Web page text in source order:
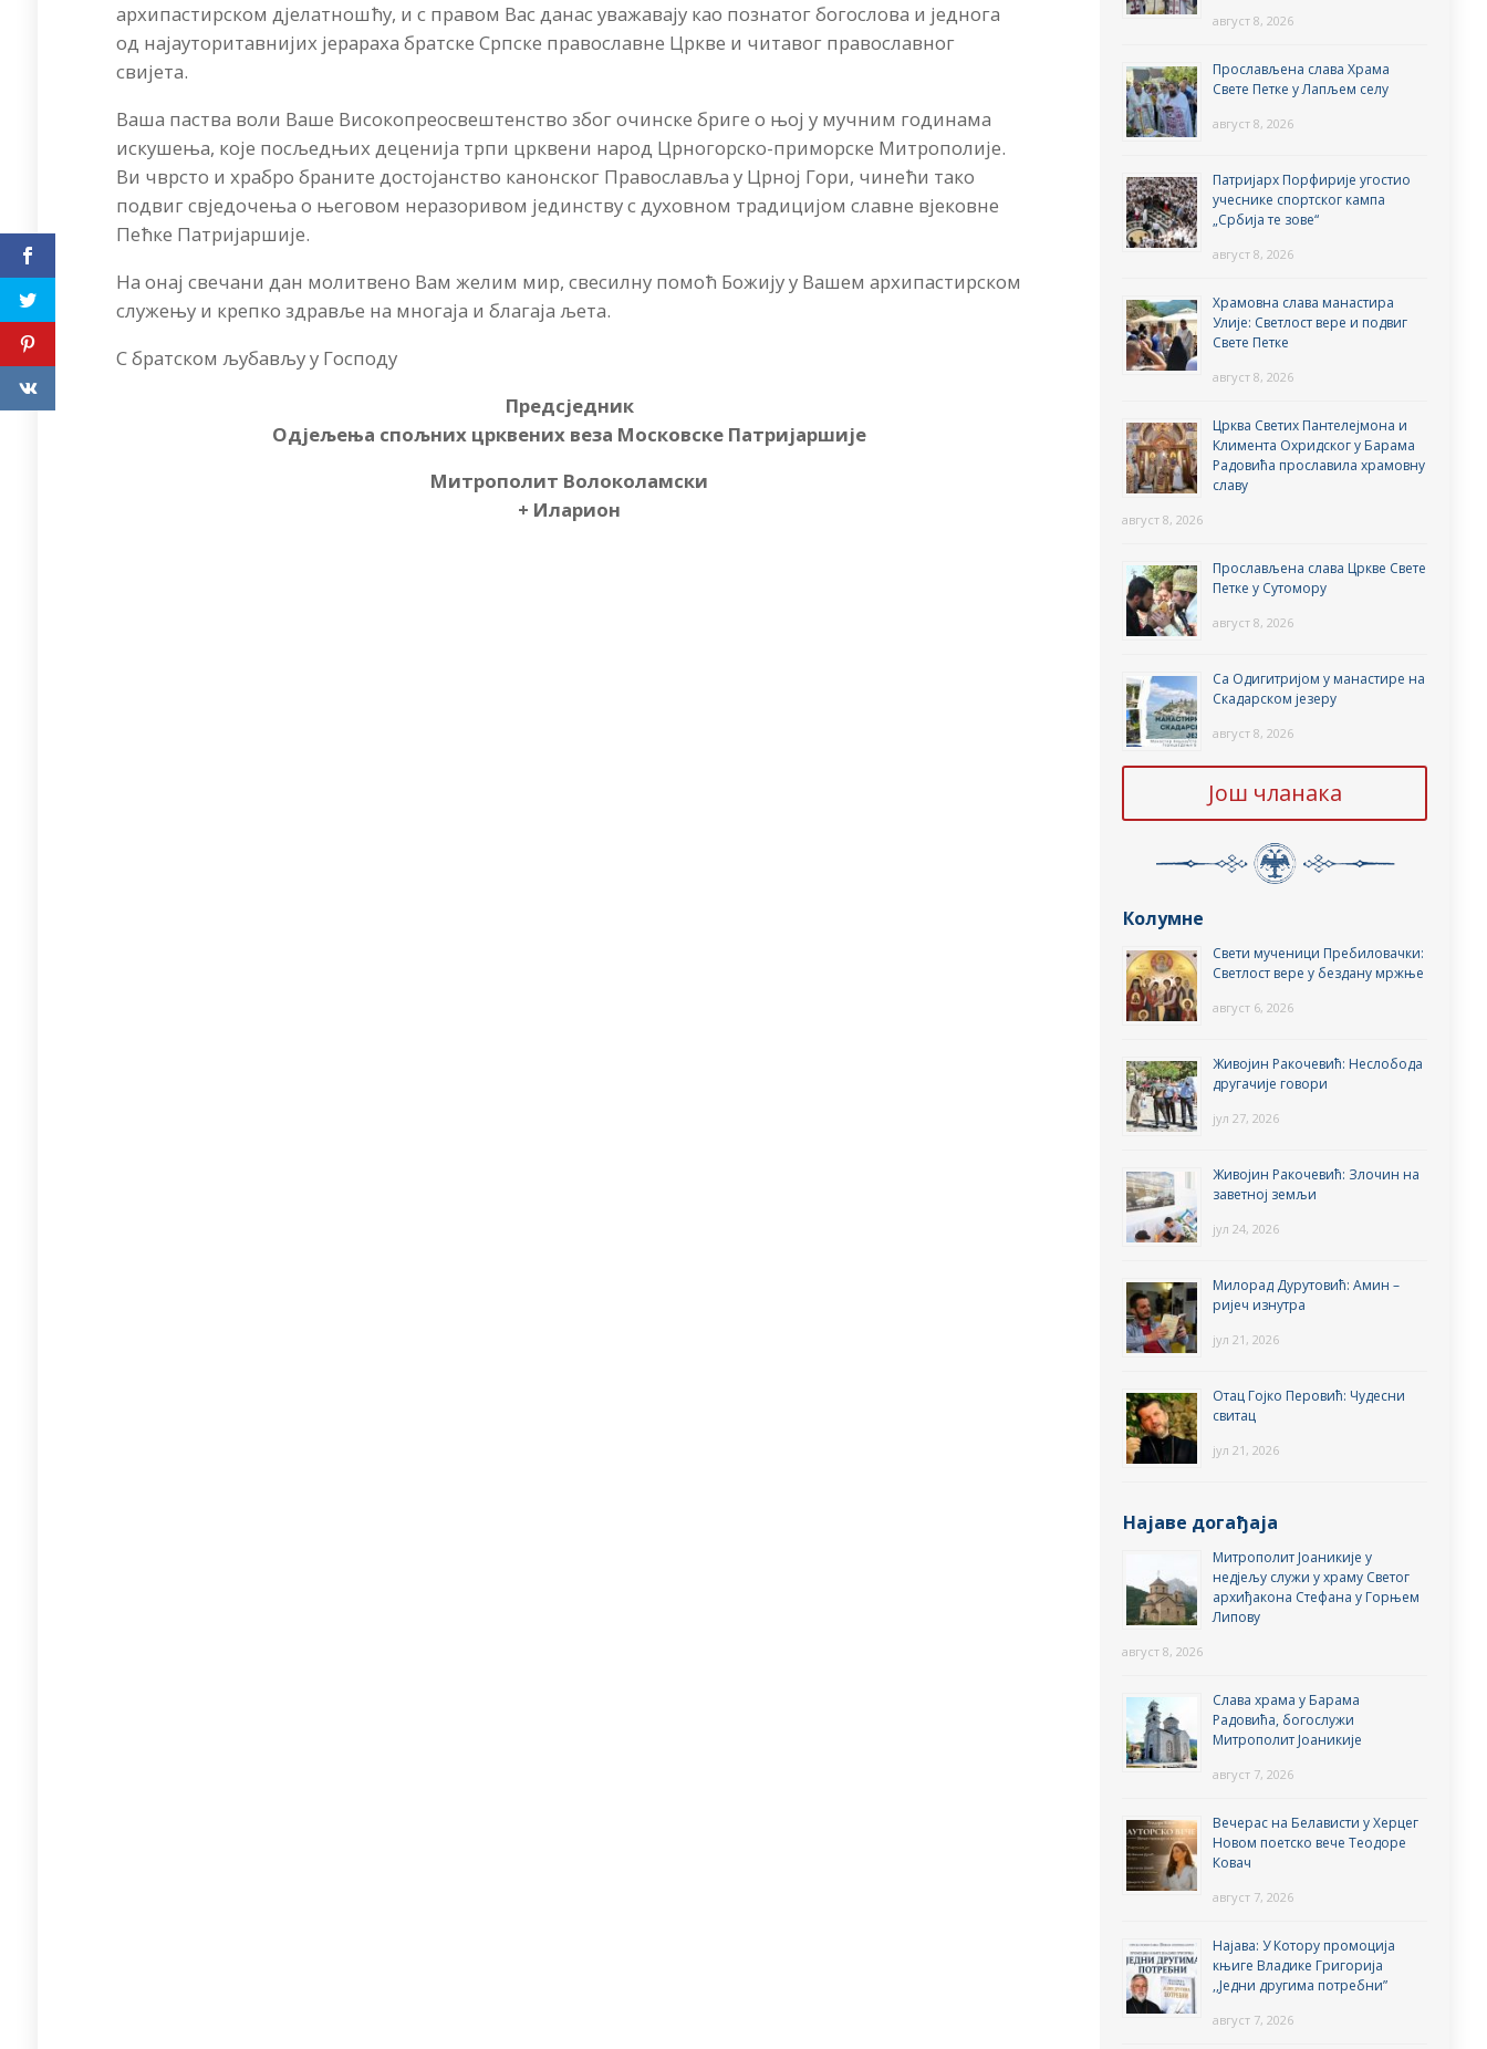
архипастирском дјелатношћу, и с правом Вас данас уважавају као познатог богослова и једнога
од најауторитавнијих јерараха братске Српске православне Цркве и читавог православног
свијета.
Ваша паства воли Ваше Високопреосвештенство због очинске бриге о њој у мучним годинама
искушења, које посљедњих деценија трпи црквени народ Црногорско-приморске Митрополије.
Ви чврсто и храбро браните достојанство канонског Православља у Црној Гори, чинећи тако
подвиг свједочења о његовом неразоривом јединству с духовном традицијом славне вјековне
Пећке Патријаршије.
На онај свечани дан молитвено Вам желим мир, свесилну помоћ Божију у Вашем архипастирском
служењу и крепко здравље на многаја и благаја љета.
С братском љубављу у Господу
Предсједник
Одјељења спољних црквених веза Московске Патријаршије
Митрополит Волоколамски
+ Иларион
август 8, 2026
Прослављена слава Храма
Свете Петке у Лапљем селу
август 8, 2026
Патријарх Порфирије угостио
учеснике спортског кампа
„Србија те зове“
август 8, 2026
Храмовна слава манастира
Улије: Светлост вере и подвиг
Свете Петке
август 8, 2026
Црква Светих Пантелејмона и
Климента Охридског у Барама
Радовића прославила храмовну
славу
август 8, 2026
Прослављена слава Цркве Свете
Петке у Сутомору
август 8, 2026
Са Одигитријом у манастире на
Скадарском језеру
август 8, 2026
Још чланака
Колумне
Свети мученици Пребиловачки:
Светлост вере у бездану мржње
август 6, 2026
Живојин Ракочевић: Неслобода
другачије говори
јул 27, 2026
Живојин Ракочевић: Злочин на
заветној земљи
јул 24, 2026
Милорад Дурутовић: Амин –
ријеч изнутра
јул 21, 2026
Отац Гојко Перовић: Чудесни
свитац
јул 21, 2026
Најаве догађаја
Митрополит Јоаникије у
недјељу служи у храму Светог
архиђакона Стефана у Горњем
Липову
август 8, 2026
Слава храма у Барама
Радовића, богослужи
Митрополит Јоаникије
август 7, 2026
Вечерас на Белависти у Херцег
Новом поетско вече Теодоре
Ковач
август 7, 2026
Најава: У Котору промоција
књиге Владике Григорија
,,Једни другима потребни”
август 7, 2026